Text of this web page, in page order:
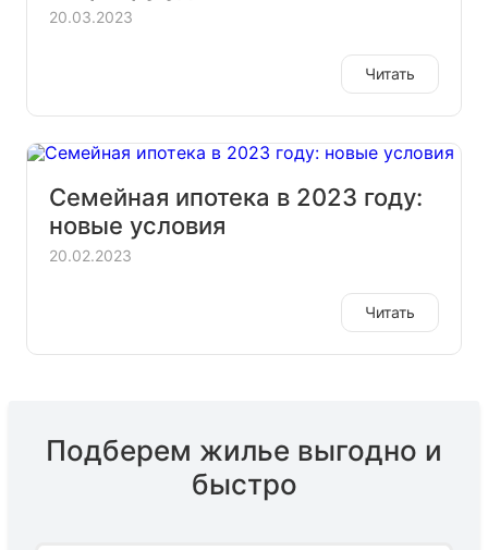
20.03.2023
Читать
Семейная ипотека в 2023 году:
новые условия
20.02.2023
Читать
Подберем жилье выгодно и
быстро